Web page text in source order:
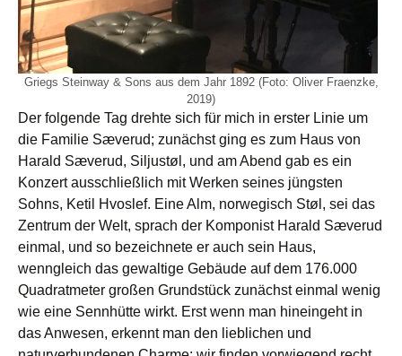
Griegs Steinway & Sons aus dem Jahr 1892 (Foto: Oliver Fraenzke,
2019)
Der folgende Tag drehte sich für mich in erster Linie um
die Familie Sæverud; zunächst ging es zum Haus von
Harald Sæverud, Siljustøl, und am Abend gab es ein
Konzert ausschließlich mit Werken seines jüngsten
Sohns, Ketil Hvoslef. Eine Alm, norwegisch Støl, sei das
Zentrum der Welt, sprach der Komponist Harald Sæverud
einmal, und so bezeichnete er auch sein Haus,
wenngleich das gewaltige Gebäude auf dem 176.000
Quadratmeter großen Grundstück zunächst einmal wenig
wie eine Sennhütte wirkt. Erst wenn man hineingeht in
das Anwesen, erkennt man den lieblichen und